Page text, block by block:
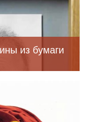
из бумаги